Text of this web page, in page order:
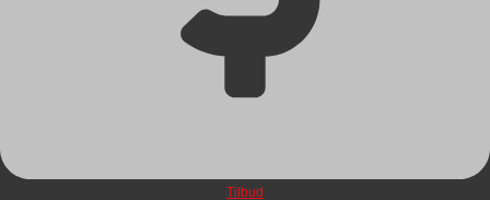
Tilbud